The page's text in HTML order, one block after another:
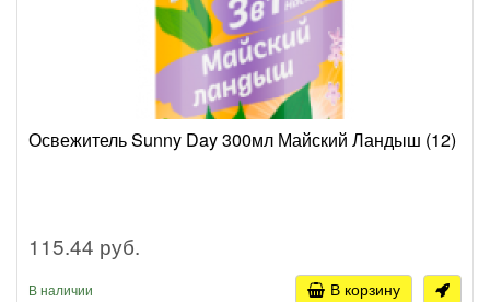
Освежитель Sunny Day 300мл Майский Ландыш (12)
115.44 руб.
В наличии В корзину